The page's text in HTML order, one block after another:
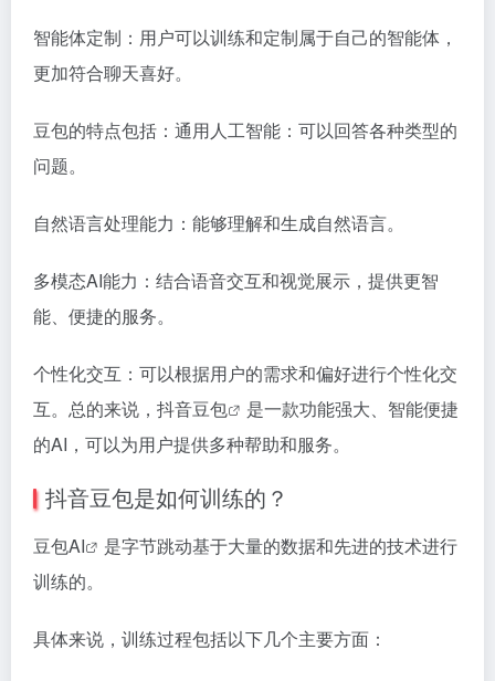
智能体定制：用户可以训练和定制属于自己的智能体，
更加符合聊天喜好。
豆包的特点包括：通用人工智能：可以回答各种类型的
问题。
自然语言处理能力：能够理解和生成自然语言。
多模态AI能力：结合语音交互和视觉展示，提供更智
能、便捷的服务。
个性化交互：可以根据用户的需求和偏好进行个性化交
互。总的来说， 抖音豆包
是一款功能强大、智能便捷
的AI，可以为用户提供多种帮助和服务。
抖音豆包是如何训练的？
豆包AI
是字节跳动基于大量的数据和先进的技术进行
训练的。
具体来说，训练过程包括以下几个主要方面：